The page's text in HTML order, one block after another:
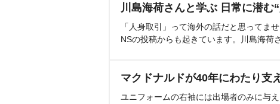
川島海荷さんと学ぶ 日常に潜む
「人身取引」って海外の話だと思ってま
NSの投稿からも起きています。川島海荷
マクドナルドが40年にわたり支
ユニフォームの右袖には出場者のみに与